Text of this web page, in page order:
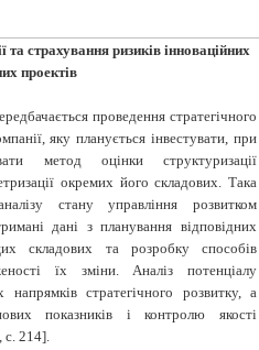
та страхування ризиків інноваційних
проектів
проведення стратегічного
яку планується інвестувати, при
метод оцінки структуризації
окремих його складових. Така
стану управління розвитком
дані з планування відповідних
складових та розробку способів
їх зміни. Аналіз потенціалу
напрямків стратегічного розвитку, а
показників і контролю якості
с. 214].